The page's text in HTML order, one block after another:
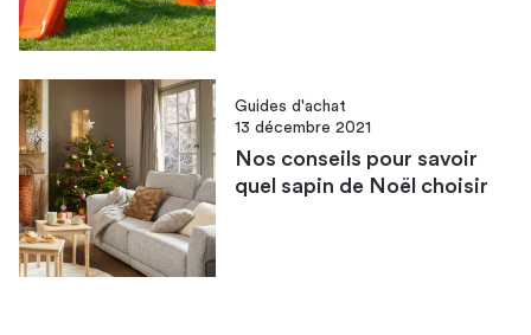
Guides d'achat
13 décembre 2021
Nos conseils pour savoir
quel sapin de Noël choisir